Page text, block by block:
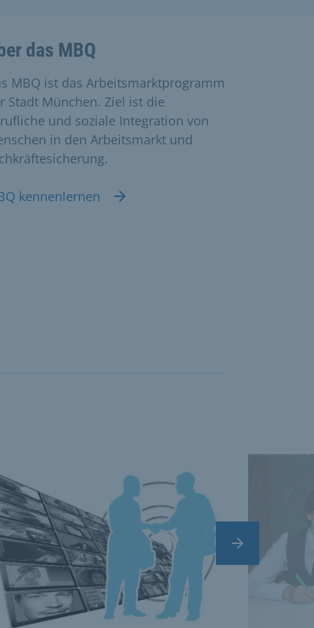
das MBQ
MBQ ist das Arbeitsmarktprogramm
Stadt München. Ziel ist die
und soziale Integration von
in den Arbeitsmarkt und
kennenlernen
cards.
Nächster Slide